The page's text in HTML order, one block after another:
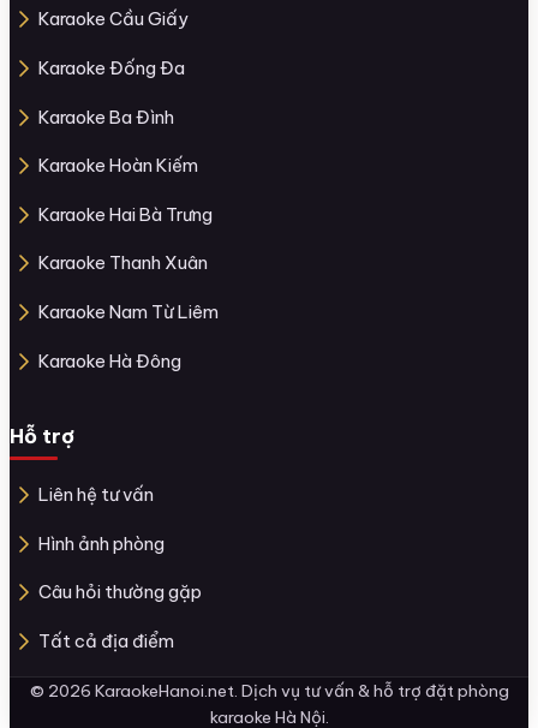
Karaoke Cầu Giấy
Karaoke Đống Đa
Karaoke Ba Đình
Karaoke Hoàn Kiếm
Karaoke Hai Bà Trưng
Karaoke Thanh Xuân
Karaoke Nam Từ Liêm
Karaoke Hà Đông
Hỗ trợ
Liên hệ tư vấn
Hình ảnh phòng
Câu hỏi thường gặp
Tất cả địa điểm
© 2026 KaraokeHanoi.net. Dịch vụ tư vấn & hỗ trợ đặt phòng
karaoke Hà Nội.